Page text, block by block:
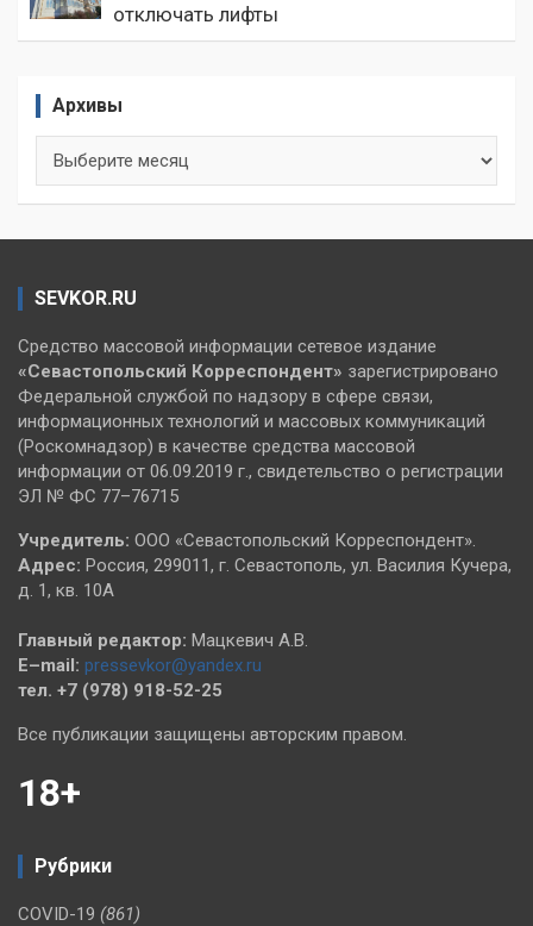
отключать лифты
Архивы
SEVKOR.RU
Средство массовой информации сетевое издание
«Севастопольский Корреспондент» зарегистрировано
Федеральной службой по надзору в сфере связи,
информационных технологий и массовых коммуникаций
(Роскомнадзор) в качестве средства массовой
информации от 06.09.2019 г., свидетельство о регистрации
ЭЛ № ФС 77–76715
Учредитель: ООО «Севастопольский Корреспондент».
Адрес: Россия, 299011, г. Севастополь, ул. Василия Кучера,
д. 1, кв. 10А
Главный редактор: Мацкевич А.В.
E–mail: pressevkor@yandex.ru
тел. +7 (978) 918-52-25
Все публикации защищены авторским правом.
18+
Рубрики
COVID-19 (861)